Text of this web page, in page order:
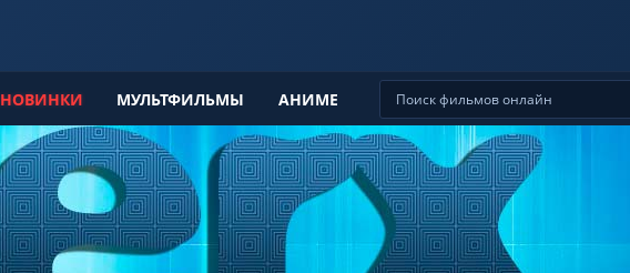
НОВИНКИ МУЛЬТФИЛЬМЫ АНИМЕ